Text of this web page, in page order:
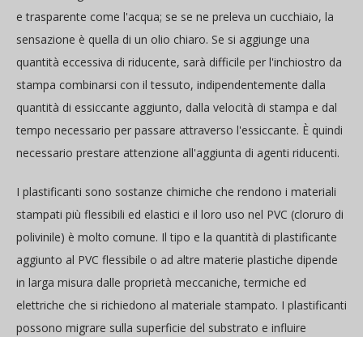
e trasparente come l'acqua; se se ne preleva un cucchiaio, la
sensazione è quella di un olio chiaro. Se si aggiunge una
quantità eccessiva di riducente, sarà difficile per l'inchiostro da
stampa combinarsi con il tessuto, indipendentemente dalla
quantità di essiccante aggiunto, dalla velocità di stampa e dal
tempo necessario per passare attraverso l'essiccante. È quindi
necessario prestare attenzione all'aggiunta di agenti riducenti.
I plastificanti sono sostanze chimiche che rendono i materiali
stampati più flessibili ed elastici e il loro uso nel PVC (cloruro di
polivinile) è molto comune. Il tipo e la quantità di plastificante
aggiunto al PVC flessibile o ad altre materie plastiche dipende
in larga misura dalle proprietà meccaniche, termiche ed
elettriche che si richiedono al materiale stampato. I plastificanti
possono migrare sulla superficie del substrato e influire